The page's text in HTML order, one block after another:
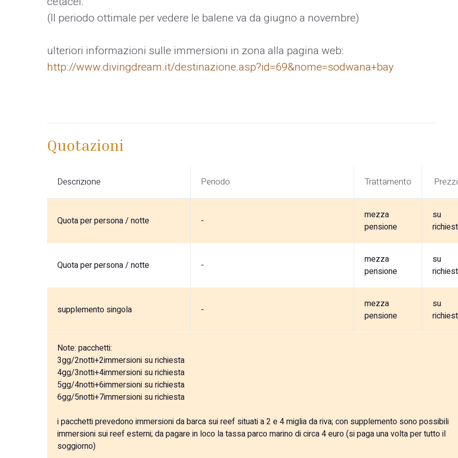
(Il periodo ottimale per vedere le balene va da giugno a novembre)
ulteriori informazioni sulle immersioni in zona alla pagina web:
http://www.divingdream.it/destinazione.asp?id=69&nome=sodwana+bay
Quotazioni
Descrizione Periodo Trattamento
Quota per persona / notte -
mezza
pensione
su
Quota per persona / notte -
mezza
pensione
su
supplemento singola -
mezza
pensione
su
Note: pacchetti:
3gg/2notti+2immersioni su richiesta
4gg/3notti+4immersioni su richiesta
5gg/4notti+6immersioni su richiesta
6gg/5notti+7immersioni su richiesta
i pacchetti prevedono immersioni da barca sui reef situati a 2 e 4 miglia da riva; con supplemento sono possibili
immersioni sui reef esterni; da pagare in loco la tassa parco marino di circa 4 euro (si paga una volta per tutto il
soggiorno)